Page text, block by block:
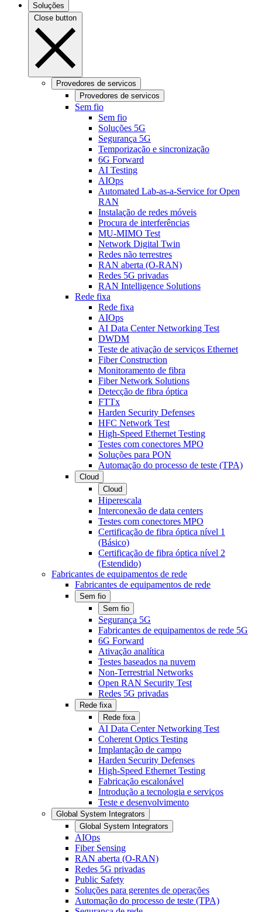
Soluções
Close button
Provedores de servicos
Provedores de servicos
Sem fio
Sem fio
Soluções 5G
Segurança 5G
Temporização e sincronização
6G Forward
AI Testing
AIOps
Automated Lab-as-a-Service for Open
RAN
Instalação de redes móveis
Procura de interferências
MU-MIMO Test
Network Digital Twin
Redes não terrestres
RAN aberta (O-RAN)
Redes 5G privadas
RAN Intelligence Solutions
Rede fixa
Rede fixa
AIOps
AI Data Center Networking Test
DWDM
Teste de ativação de serviços Ethernet
Fiber Construction
Monitoramento de fibra
Fiber Network Solutions
Detecção de fibra óptica
FTTx
Harden Security Defenses
HFC Network Test
High-Speed Ethernet Testing
Testes com conectores MPO
Soluções para PON
Automação do processo de teste (TPA)
Cloud
Cloud
Hiperescala
Interconexão de data centers
Testes com conectores MPO
Certificação de fibra óptica nível 1
(Básico)
Certificação de fibra óptica nível 2
(Estendido)
Fabricantes de equipamentos de rede
Fabricantes de equipamentos de rede
Sem fio
Sem fio
Segurança 5G
Fabricantes de equipamentos de rede 5G
6G Forward
Ativação analítica
Testes baseados na nuvem
Non-Terrestrial Networks
Open RAN Security Test
Redes 5G privadas
Rede fixa
Rede fixa
AI Data Center Networking Test
Coherent Optics Testing
Implantação de campo
Harden Security Defenses
High-Speed Ethernet Testing
Fabricação escalonável
Introdução a tecnologia e serviços
Teste e desenvolvimento
Global System Integrators
Global System Integrators
AIOps
Fiber Sensing
RAN aberta (O-RAN)
Redes 5G privadas
Public Safety
Soluções para gerentes de operações
Automação do processo de teste (TPA)